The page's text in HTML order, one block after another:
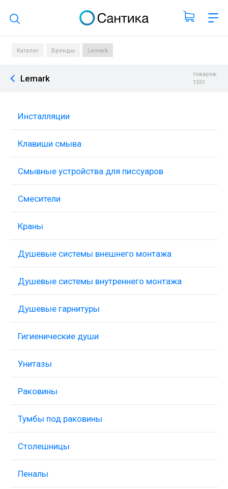
Поиск по каталогу
Каталог Бренды Lemark
Lemark
товаров:
1551
Инсталляции
Клавиши смыва
Смывные устройства для писсуаров
Смесители
Краны
Душевые системы внешнего монтажа
Душевые системы внутреннего монтажа
Душевые гарнитуры
Гигиенические души
Унитазы
Раковины
Тумбы под раковины
Столешницы
Пеналы